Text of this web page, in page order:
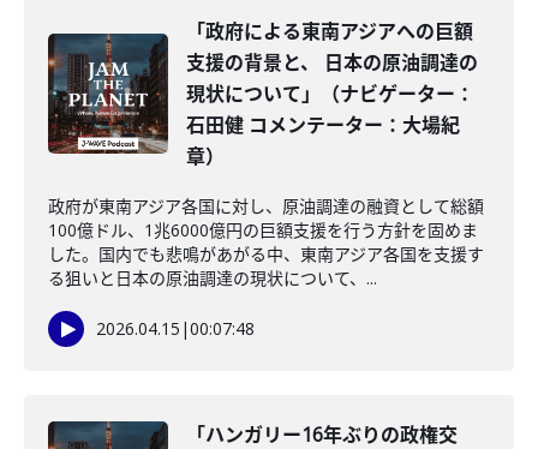
「政府による東南アジアへの巨額
支援の背景と、 日本の原油調達の
現状について」（ナビゲーター：
石田健 コメンテーター：大場紀
章）
政府が東南アジア各国に対し、原油調達の融資として総額
100億ドル、1兆6000億円の巨額支援を行う方針を固めま
した。国内でも悲鳴があがる中、東南アジア各国を支援す
る狙いと日本の原油調達の現状について、...
2026.04.15 |00:07:48
「ハンガリー16年ぶりの政権交